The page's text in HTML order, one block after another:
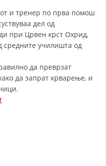
ЦКРМ
ЦКРМ
И РАЗВОЈ
и тренер по прва помош
дел од
при Црвен крст Охрид,
средните училишта од
да преврзат
да запрат крварење, и